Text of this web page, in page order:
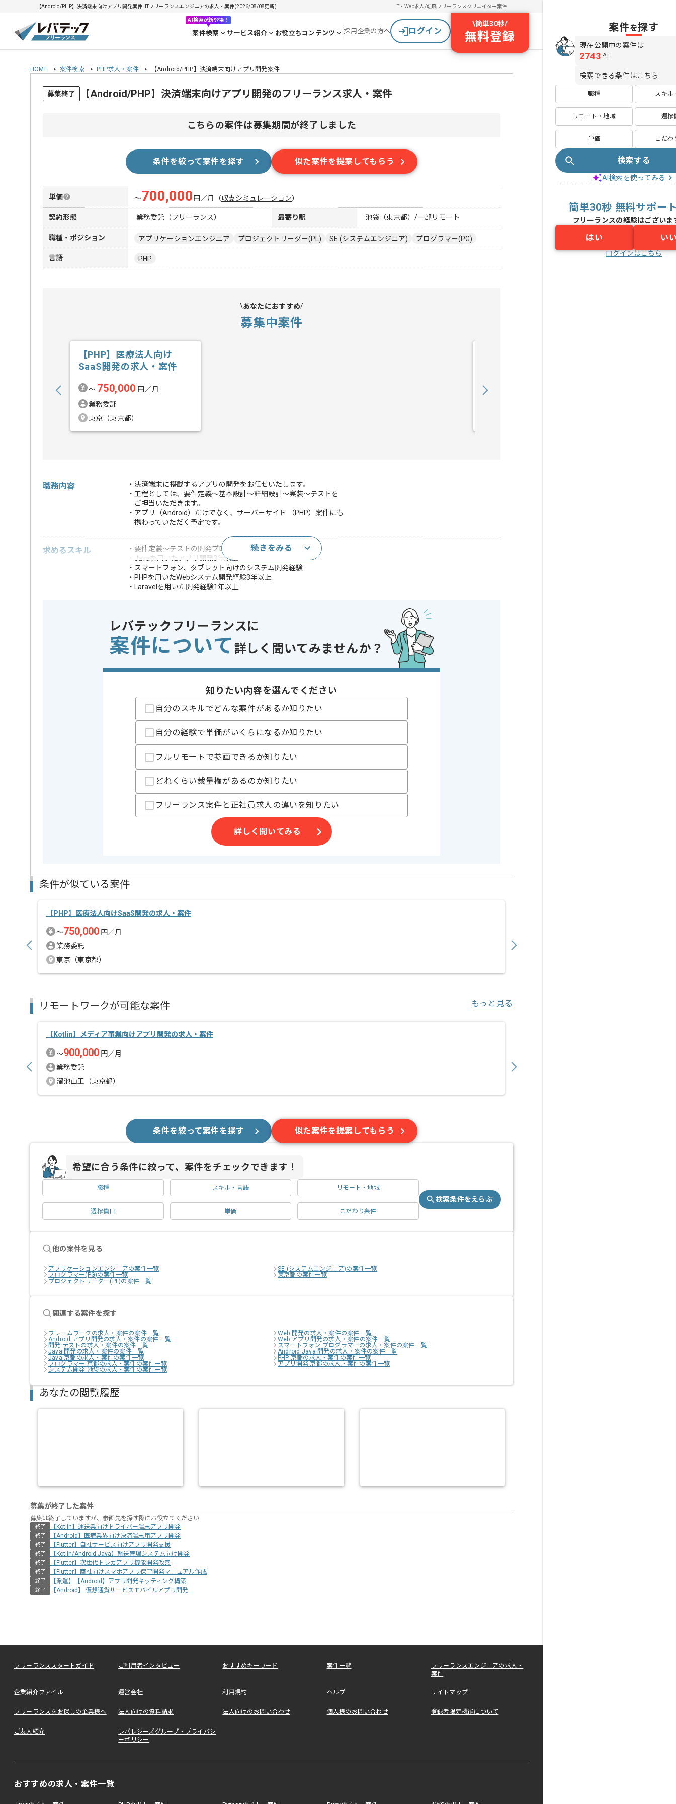
【Android/PHP】決済端末向けアプリ開発案件| ITフリーランスエンジニアの求人・案件(2026/08/08更新) IT・Web求人/転職フリーランスクリエイター案件
AI検索が新登場！
案件検索 サービス紹介 お役立ちコンテンツ 採用企業の方へ ログイン
\簡単30秒/
無料登録
HOME 案件検索 PHP求人・案件 【Android/PHP】決済端末向けアプリ開発案件
募集終了 【Android/PHP】決済端末向けアプリ開発のフリーランス求人・案件
こちらの案件は募集期間が終了しました
条件を絞って案件を探す 似た案件を提案してもらう
単価 〜700,000 円／月 （収支シミュレーション）
契約形態 業務委託（フリーランス） 最寄り駅 池袋（東京都）/一部リモート
職種・ポジション アプリケーションエンジニア プロジェクトリーダー(PL) SE (システムエンジニア) プログラマー(PG)
言語 PHP
あなたにおすすめ
募集中案件
【PHP】医療法人向け
SaaS開発の求人・案件
〜 750,000 円／月
業務委託
東京（東京都）
職務内容
・決済端末に搭載するアプリの開発をお任せいたします。
・工程としては、要件定義～基本設計～詳細設計～実装～テストを
ご担当いただきます。
・アプリ（Android）だけでなく、サーバーサイド （PHP）案件にも
携わっていただく予定です。
求めるスキル
・要件定義～テストの開発プロセス経験3年以上
・Javaを用いたアプリ開発3年以上
・スマートフォン、タブレット向けのシステム開発経験
・PHPを用いたWebシステム開発経験3年以上
・Laravelを用いた開発経験1年以上
※上記に似た経験やスキルをお持ちであれば申し込み可能なケースもございます！まずはお気軽にご相談ください！
この案件で扱う技術 フレームワーク
Laravel
OS
20代活躍中 , 30代活躍中
精算条件
有
支払いサイト
レバテック実績のある企業です。
施設予約や順番受付などのアプリを運用しており、
飲食店や医療、美容など幅広くサービス展開しています。
続きをみる
レバテックフリーランスに
案件について 詳しく聞いてみませんか？
知りたい内容を選んでください
自分のスキルでどんな案件があるか知りたい
自分の経験で単価がいくらになるか知りたい
フルリモートで参画できるか知りたい
どれくらい裁量権があるのか知りたい
フリーランス案件と正社員求人の違いを知りたい
詳しく聞いてみる
条件が似ている案件
【PHP】医療法人向けSaaS開発の求人・案件
〜750,000 円／月
業務委託
東京（東京都）
リモートワークが可能な案件 もっと見る
【Kotlin】メディア事業向けアプリ開発の求人・案件
〜900,000 円／月
業務委託
溜池山王（東京都）
条件を絞って案件を探す 似た案件を提案してもらう
希望に合う条件に絞って、案件をチェックできます！
職種 スキル・言語 リモート・地域
週稼働日 単価 こだわり条件
検索条件をえらぶ
他の案件を見る
アプリケーションエンジニアの案件一覧
SE (システムエンジニア)の案件一覧
プログラマー(PG)の案件一覧
東京都の案件一覧
プロジェクトリーダー(PL)の案件一覧
関連する案件を探す
フレームワークの求人・案件の案件一覧
Web 開発の求人・案件の案件一覧
Android アプリ開発の求人・案件の案件一覧
Web アプリ開発の求人・案件の案件一覧
開発 テストの求人・案件の案件一覧
スマートフォン プログラマーの求人・案件の案件一覧
Java 開発の求人・案件の案件一覧
Android Java 開発の求人・案件の案件一覧
Java 京都の求人・案件の案件一覧
PHP 京都の求人・案件の案件一覧
プログラマー 京都の求人・案件の案件一覧
アプリ開発 京都の求人・案件の案件一覧
システム開発 池袋の求人・案件の案件一覧
あなたの閲覧履歴
募集が終了した案件
募集は終了していますが、参画先を探す際にお役立てください
終了 【Kotlin】運送業向けドライバー端末アプリ開発
終了 【Android】医療業界向け決済端末用アプリ開発
終了 【Flutter】自社サービス向けアプリ開発支援
終了 【Kotlin/Android Java】輸送管理システム向け開発
終了 【Flutter】次世代トレカアプリ機能開発改善
終了 【Flutter】商社向けスマホアプリ保守開発マニュアル作成
終了 【派遣】【Android】アプリ開発キッティング構築
終了 【Android】 仮想通貨サービスモバイルアプリ開発
フリーランススタートガイド ご利用者インタビュー おすすめキーワード 案件一覧
フリーランスエンジニアの求人・
案件
企業紹介ファイル 運営会社 利用規約 ヘルプ サイトマップ
フリーランスをお探しの企業様へ 法人向けの資料請求 法人向けのお問い合わせ 個人様のお問い合わせ 登録者限定機能について
ご友人紹介
レバレジーズグループ・プライバシ
ーポリシー
おすすめの求人・案件一覧
案件を探す
現在公開中の案件は
2743 件
検索できる条件はこちら
職種 スキル
リモート・地域 週稼
単価 こだわ
検索する
AI検索を使ってみる
簡単30秒 無料サポー
フリーランスの経験はございま
はい い
ログインはこちら